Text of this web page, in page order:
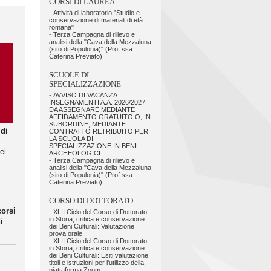
CORSI DI LAUREA
- Attività di laboratorio "Studio e
conservazione di materiali di età
romana"
- Terza Campagna di rilievo e
analisi della "Cava della Mezzaluna
(sito di Populonia)" (Prof.ssa
Caterina Previato)
SCUOLE DI
SPECIALIZZAZIONE
- AVVISO DI VACANZA
INSEGNAMENTI A.A. 2026/2027
DA ASSEGNARE MEDIANTE
AFFIDAMENTO GRATUITO O, IN
SUBORDINE, MEDIANTE
CONTRATTO RETRIBUITO PER
LA SCUOLA DI
SPECIALIZZAZIONE IN BENI
ARCHEOLOGICI
- Terza Campagna di rilievo e
analisi della "Cava della Mezzaluna
(sito di Populonia)" (Prof.ssa
Caterina Previato)
CORSO DI DOTTORATO
- XLII Ciclo del Corso di Dottorato
in Storia, critica e conservazione
dei Beni Culturali: Valutazione
prova orale
- XLII Ciclo del Corso di Dottorato
in Storia, critica e conservazione
dei Beni Culturali: Esiti valutazione
titoli e istruzioni per l'utilizzo della